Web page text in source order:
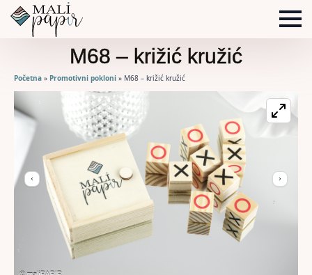
M68 – križić kružić
Početna » Promotivni pokloni » M68 – križić kružić